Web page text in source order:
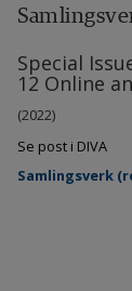
Special
12 Online
(2022)
Se post i DIVA
Samlingsverk